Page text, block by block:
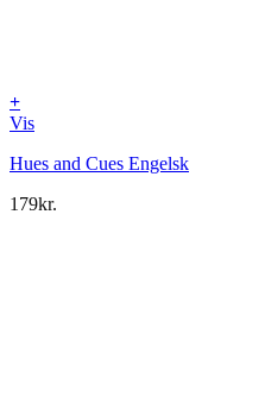
+
Vis
Hues and Cues Engelsk
179kr.